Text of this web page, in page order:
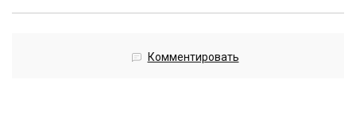
Комментировать